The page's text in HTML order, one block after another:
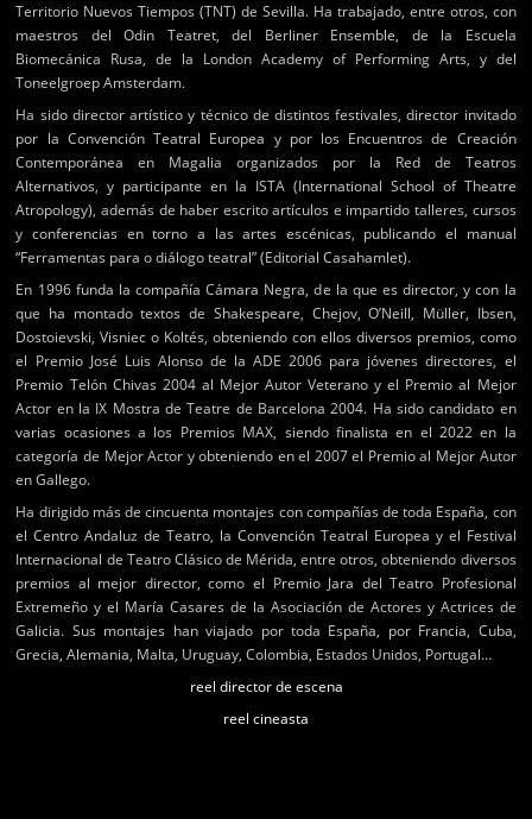
Territorio Nuevos Tiempos (TNT) de Sevilla. Ha trabajado, entre otros, con
maestros del Odin Teatret, del Berliner Ensemble, de la Escuela
Biomecánica Rusa, de la London Academy of Performing Arts, y del
Toneelgroep Amsterdam.
Ha sido director artístico y técnico de distintos festivales, director invitado
por la Convención Teatral Europea y por los Encuentros de Creación
Contemporánea en Magalia organizados por la Red de Teatros
Alternativos, y participante en la ISTA (International School of Theatre
Atropology), además de haber escrito artículos e impartido talleres, cursos
y conferencias en torno a las artes escénicas, publicando el manual
“Ferramentas para o diálogo teatral” (Editorial Casahamlet).
En 1996 funda la compañía Cámara Negra, de la que es director, y con la
que ha montado textos de Shakespeare, Chejov, O’Neill, Müller, Ibsen,
Dostoievski, Visniec o Koltés, obteniendo con ellos diversos premios, como
el Premio José Luis Alonso de la ADE 2006 para jóvenes directores, el
Premio Telón Chivas 2004 al Mejor Autor Veterano y el Premio al Mejor
Actor en la IX Mostra de Teatre de Barcelona 2004. Ha sido candidato en
varias ocasiones a los Premios MAX, siendo finalista en el 2022 en la
categoría de Mejor Actor y obteniendo en el 2007 el Premio al Mejor Autor
en Gallego.
Ha dirigido más de cincuenta montajes con compañías de toda España, con
el Centro Andaluz de Teatro, la Convención Teatral Europea y el Festival
Internacional de Teatro Clásico de Mérida, entre otros, obteniendo diversos
premios al mejor director, como el Premio Jara del Teatro Profesional
Extremeño y el María Casares de la Asociación de Actores y Actrices de
Galicia. Sus montajes han viajado por toda España, por Francia, Cuba,
Grecia, Alemania, Malta, Uruguay, Colombia, Estados Unidos, Portugal…
reel director de escena
reel cineasta